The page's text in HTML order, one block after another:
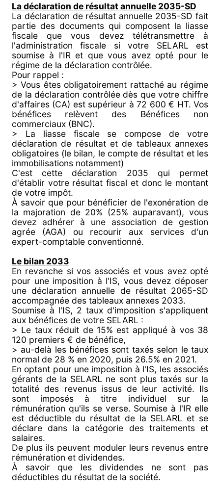
La déclaration de résultat annuelle 2035-SD
La déclaration de résultat annuelle 2035-SD fait
partie des documents qui composent la liasse
fiscale que vous devez télétransmettre à
l'administration fiscale si votre SELARL est
soumise à l'IR et que vous avez opté pour le
régime de la déclaration contrôlée.
Pour rappel :
> Vous êtes obligatoirement rattaché au régime
de la déclaration contrôlée dès que votre chiffre
d'affaires (CA) est supérieur à 72 600 € HT. Vos
bénéfices relèvent des Bénéfices non
commerciaux (BNC).
> La liasse fiscale se compose de votre
déclaration de résultat et de tableaux annexes
obligatoires (le bilan, le compte de résultat et les
immobilisations notamment)
C'est cette déclaration 2035 qui permet
d'établir votre résultat fiscal et donc le montant
de votre impôt.
À savoir que pour bénéficier de l'exonération de
la majoration de 20% (25% auparavant), vous
devez adhérer à une association de gestion
agrée (AGA) ou recourir aux services d'un
expert-comptable conventionné.
Le bilan 2033
En revanche si vos associés et vous avez opté
pour une imposition à l'IS, vous devez déposer
une déclaration annuelle de résultat 2065-SD
accompagnée des tableaux annexes 2033.
Soumise à l'IS, 2 taux d'imposition s'appliquent
aux bénéfices de votre SELARL :
> Le taux réduit de 15% est appliqué à vos 38
120 premiers € de bénéfice,
> au-delà les bénéfices sont taxés selon le taux
normal de 28 % en 2020, puis 26.5% en 2021.
En optant pour une imposition à l'IS, les associés
gérants de la SELARL ne sont plus taxés sur la
totalité des revenus issus de leur activité. Ils
sont imposés à titre individuel sur la
rémunération qu'ils se verse. Soumise à l'IR elle
est déductible du résultat de la SELARL et se
déclare dans la catégorie des traitements et
salaires.
De plus ils peuvent moduler leurs revenus entre
rémunération et dividendes.
À savoir que les dividendes ne sont pas
déductibles du résultat de la société.